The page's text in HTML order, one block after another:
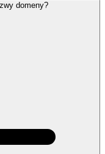
domeny?